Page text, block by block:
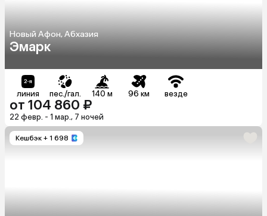
Новый Афон, Абхазия
Эмарк
линия пес./гал. 140 м 96 км везде
от 104 860 ₽
22 февр. - 1 мар., 7 ночей
Кешбэк + 1 698